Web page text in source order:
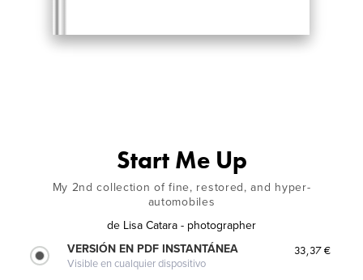
Start Me Up
My 2nd collection of fine, restored, and hyper-
automobiles
de Lisa Catara - photographer
VERSIÓN EN PDF INSTANTÁNEA
Visible en cualquier dispositivo
33,37 €